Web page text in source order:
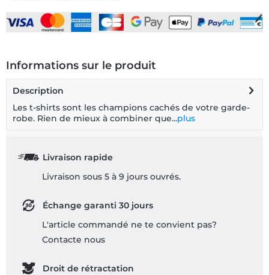
Informations sur le produit
Description
Les t-shirts sont les champions cachés de votre garde-
robe. Rien de mieux à combiner que...plus
Livraison rapide
Livraison sous 5 à 9 jours ouvrés.
Échange garanti 30 jours
L'article commandé ne te convient pas?
Contacte nous
Droit de rétractation